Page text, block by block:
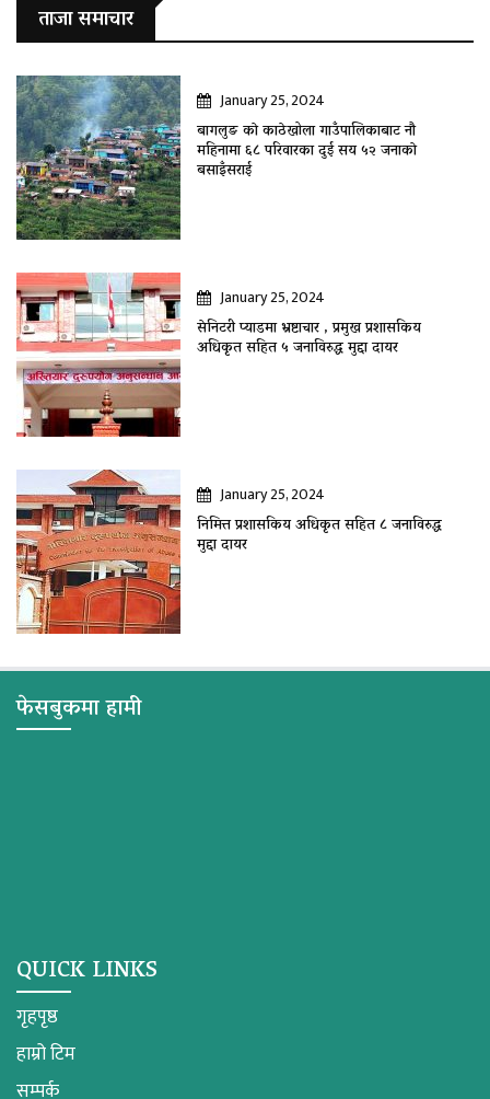
ताजा समाचार
January 25, 2024
बागलुङ काे काठेखोला गाउँपालिकाबाट नौ
महिनामा ६८ परिवारका दुई सय ५२ जनाकाे
बसाइँसराई
January 25, 2024
सेनिटरी प्याडमा भ्रष्टाचार , प्रमुख प्रशासकिय
अधिकृत सहित ५ जनाविरुद्ध मुद्दा दायर
January 25, 2024
निमित्त प्रशासकिय अधिकृत सहित ८ जनाविरुद्ध
मुद्दा दायर
फेसबुकमा हामी
QUICK LINKS
गृहपृष्ठ
हाम्रो टिम
सम्पर्क